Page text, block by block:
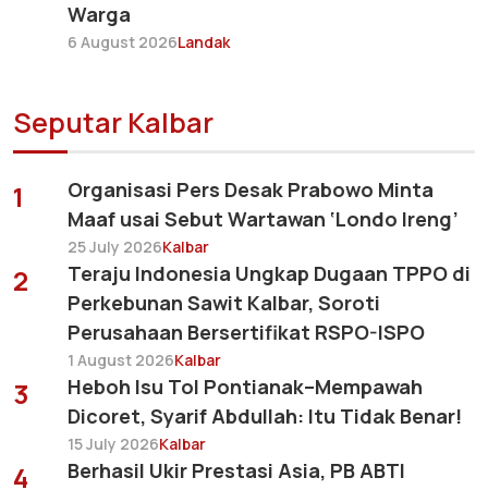
Warga
6 August 2026Landak
Seputar Kalbar
1
Organisasi Pers Desak Prabowo Minta
Maaf usai Sebut Wartawan ‘Londo Ireng’
25 July 2026Kalbar
2
Teraju Indonesia Ungkap Dugaan TPPO di
Perkebunan Sawit Kalbar, Soroti
Perusahaan Bersertifikat RSPO-ISPO
1 August 2026Kalbar
3
Heboh Isu Tol Pontianak–Mempawah
Dicoret, Syarif Abdullah: Itu Tidak Benar!
15 July 2026Kalbar
4
Berhasil Ukir Prestasi Asia, PB ABTI